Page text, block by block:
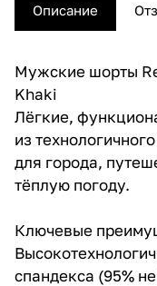
Описание
Мужские шорты
Khaki
Лёгкие,
из
для города,
тёплую погоду.
Ключевые
спандекса (95%